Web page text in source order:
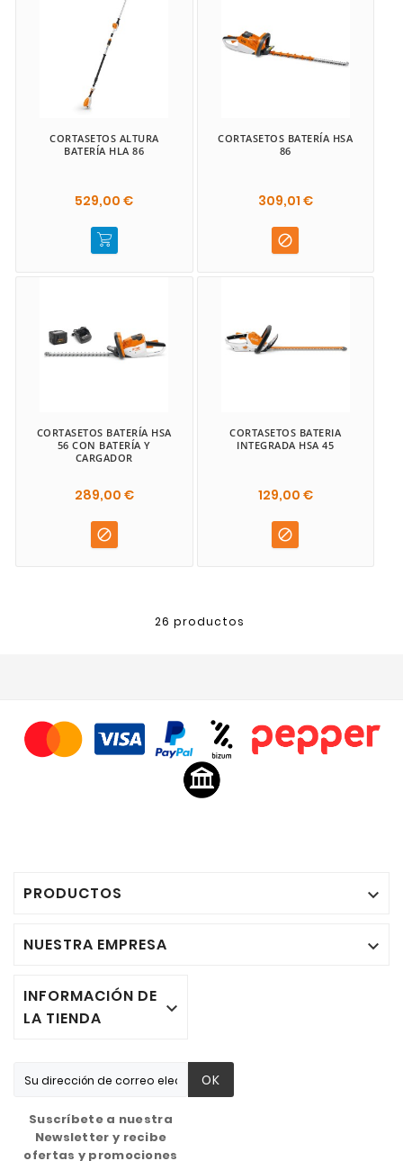
CORTASETOS ALTURA
BATERÍA HLA 86
529,00 €
CORTASETOS BATERÍA HSA
86
309,01 €

CORTASETOS BATERÍA HSA
56 CON BATERÍA Y
CARGADOR
289,00 €

CORTASETOS BATERIA
INTEGRADA HSA 45
129,00 €

26 productos
PRODUCTOS 
NUESTRA EMPRESA 
INFORMACIÓN DE
LA TIENDA

OK
Suscríbete a nuestra
Newsletter y recibe
ofertas y promociones